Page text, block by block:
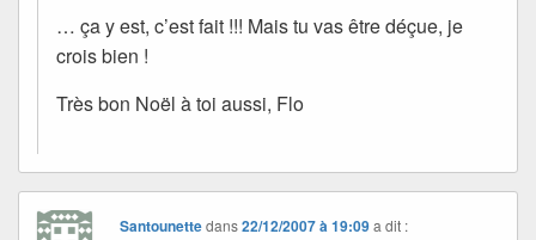
… ça y est, c’est fait !!! Mais tu vas être déçue, je
crois bien !
Très bon Noël à toi aussi, Flo
Santounettedans22/12/2007 à 19:09 a dit :